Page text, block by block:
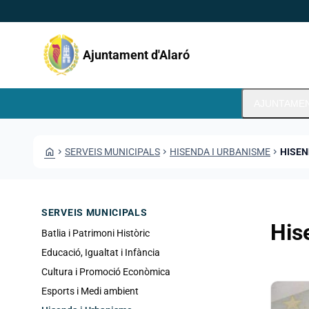
Ajuntament d'Alaró
HOME CHEVRON_RIGHT SERVEIS MUNICIPALS CHEVRON_RIGHT HISENDA I URBANISME CHEVRON_RIGHT
SERVEIS MUNICIPALS
Batlia i Patrimoni Històric
Educació, Igualtat i Infància
Cultura i Promoció Econòmica
Esports i Medi ambient